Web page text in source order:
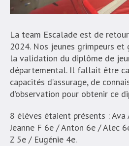
La team Escalade est de
2024. Nos jeunes grimpeurs et
la validation du diplôme de
départemental. Il fallait être
capacités d’assurage, de
d’observation pour obtenir ce
8 élèves étaient présents :
Jeanne F 6e / Anton 6e / Alec
Z 5e / Eugénie 4e.